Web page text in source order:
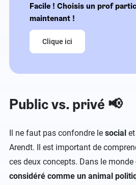
Facile ! Choisis un prof
maintenant !
Clique ici
Public vs. privé 📢
Il ne faut pas confondre le social
Arendt. Il est important de
ces deux concepts. Dans le monde
considéré comme un animal